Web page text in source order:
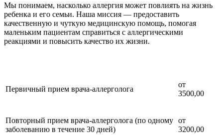
Мы понимаем, насколько аллергия может повлиять на жизнь
ребенка и его семьи. Наша миссия — предоставить
качественную и чуткую медицинскую помощь, помогая
маленьким пациентам справиться с аллергическими
реакциями и повысить качество их жизни.
Первичный прием врача-аллерголога
от
3500,00
Повторный прием врача-аллерголога (по одному
заболеванию в течение 30 дней)
от
3200,00